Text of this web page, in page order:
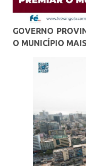
GOVERNO
O MUNICÍPIO